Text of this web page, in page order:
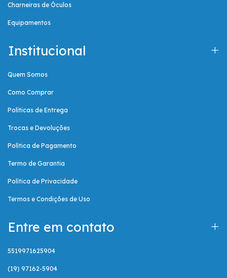
Charneiras de Óculos
Equipamentos
Institucional
Quem Somos
Como Comprar
Políticas de Entrega
Trocas e Devoluções
Política de Pagamento
Termo de Garantia
Política de Privacidade
Termos e Condições de Uso
Entre em contato
5519971625904
(19) 97162-5904